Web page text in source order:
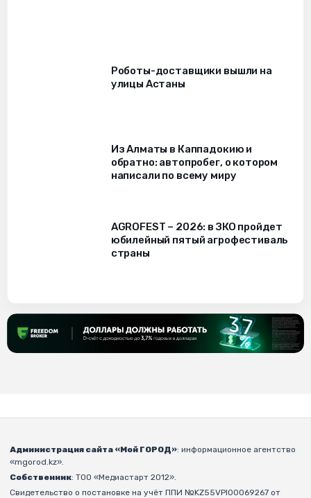
Роботы-доставщики вышли на
улицы Астаны
Из Алматы в Каппадокию и
обратно: автопробег, о котором
написали по всему миру
AGROFEST – 2026: в ЗКО пройдет
юбилейный пятый агрофестиваль
страны
Администрация сайта «Мой ГОРОД»: информационное агентство
«mgorod.kz».
Собственник: ТОО «Медиастарт 2012».
Свидетельство о постановке на учёт ППИ №KZ55VPI00069267 от